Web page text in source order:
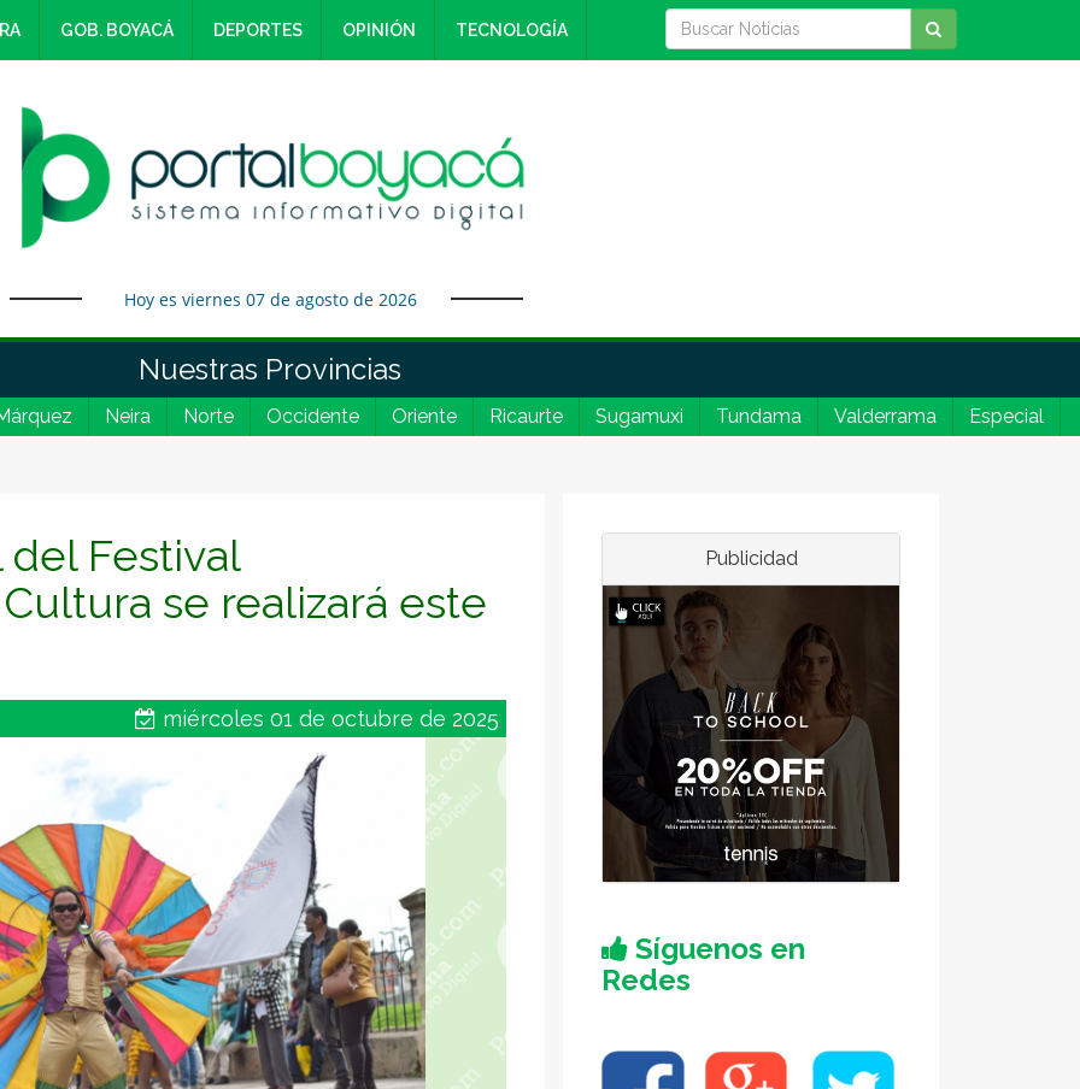
GOB. BOYACÁ DEPORTES OPINIÓN TECNOLOGÍA
Hoy es viernes 07 de agosto de 2026
Nuestras Provincias
Neira Norte Occidente Oriente Ricaurte Sugamuxi Tundama Valderrama Especial
Festival
se realizará este
miércoles 01 de octubre de 2025
Publicidad
Síguenos en
Redes